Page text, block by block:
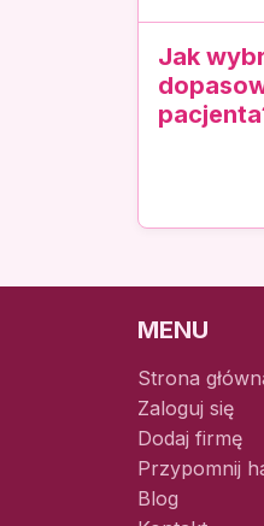
Jak
MENU
Strona
Zaloguj się
Dodaj firmę
Przypomnij
Blog